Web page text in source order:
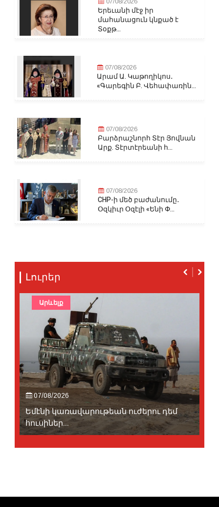
Երեւանի մէջ իր
մահանացուն կնքած է
Տօքթ...
07/08/2026
Արամ Ա. Կաթողիկոս․
«Գարեգին Բ. Վեհափառին...
07/08/2026
Բարձրաշնորհ Տէր Յովնան
Արք. Տէրտէրեանի հ...
07/08/2026
CHP-ի մեծ բաժանումը․
Օզկիւր Օզէլի «Ենի Փ...
Լուրեր
07/08/2026
Եմէնի կառավարութեան ուժերու դեմ
հուսիներ...
Արևելք